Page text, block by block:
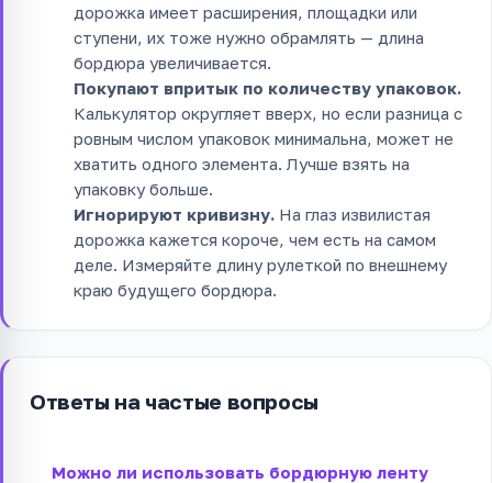
дорожка имеет расширения, площадки или
ступени, их тоже нужно обрамлять — длина
бордюра увеличивается.
Покупают впритык по количеству упаковок.
Калькулятор округляет вверх, но если разница с
ровным числом упаковок минимальна, может не
хватить одного элемента. Лучше взять на
упаковку больше.
Игнорируют кривизну. На глаз извилистая
дорожка кажется короче, чем есть на самом
деле. Измеряйте длину рулеткой по внешнему
краю будущего бордюра.
Ответы на частые вопросы
Можно ли использовать бордюрную ленту